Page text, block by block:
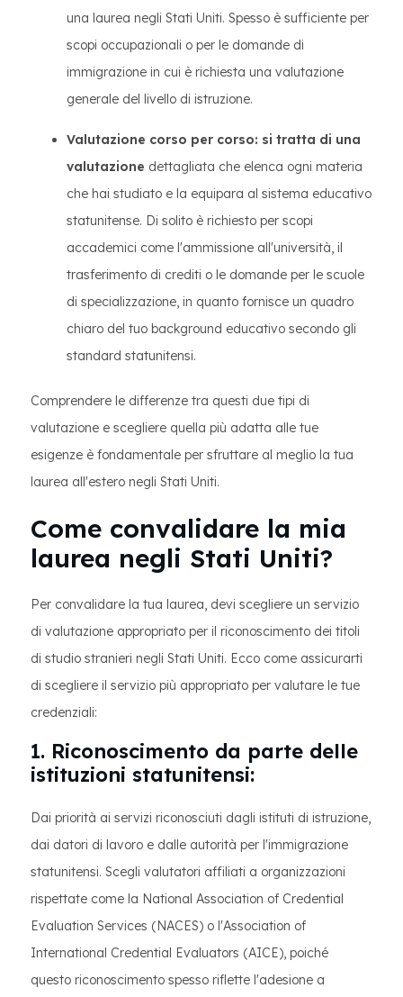
una laurea negli Stati Uniti. Spesso è sufficiente per
scopi occupazionali o per le domande di
immigrazione in cui è richiesta una valutazione
generale del livello di istruzione.
Valutazione corso per corso: si tratta di una
valutazione dettagliata che elenca ogni materia
che hai studiato e la equipara al sistema educativo
statunitense. Di solito è richiesto per scopi
accademici come l'ammissione all'università, il
trasferimento di crediti o le domande per le scuole
di specializzazione, in quanto fornisce un quadro
chiaro del tuo background educativo secondo gli
standard statunitensi.
Comprendere le differenze tra questi due tipi di
valutazione e scegliere quella più adatta alle tue
esigenze è fondamentale per sfruttare al meglio la tua
laurea all'estero negli Stati Uniti.
Come convalidare la mia
laurea negli Stati Uniti?
Per convalidare la tua laurea, devi scegliere un servizio
di valutazione appropriato per il riconoscimento dei titoli
di studio stranieri negli Stati Uniti. Ecco come assicurarti
di scegliere il servizio più appropriato per valutare le tue
credenziali:
1. Riconoscimento da parte delle
istituzioni statunitensi:
Dai priorità ai servizi riconosciuti dagli istituti di istruzione,
dai datori di lavoro e dalle autorità per l'immigrazione
statunitensi. Scegli valutatori affiliati a organizzazioni
rispettate come la National Association of Credential
Evaluation Services (NACES) o l'Association of
International Credential Evaluators (AICE), poiché
questo riconoscimento spesso riflette l'adesione a